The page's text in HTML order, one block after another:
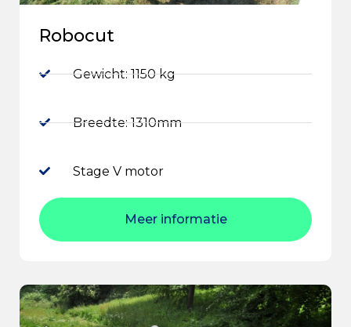
Robocut
Gewicht: 1150 kg
Breedte: 1310mm
Stage V motor
Meer informatie